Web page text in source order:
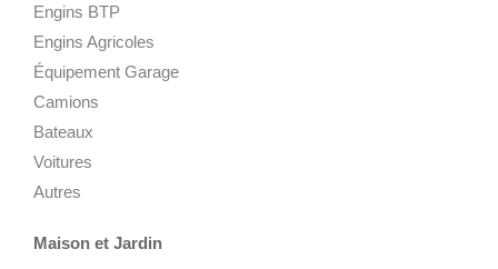
Engins BTP
Engins Agricoles
Équipement Garage
Camions
Bateaux
Voitures
Autres
Maison et Jardin